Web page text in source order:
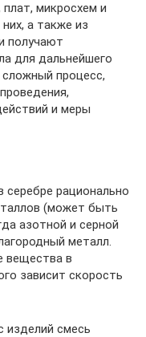
микросхем и
а также из
получают
для дальнейшего
сложный процесс,
и меры
серебре рационально
(может быть
азотной и серной
металл.
вещества в
зависит скорость
изделий смесь